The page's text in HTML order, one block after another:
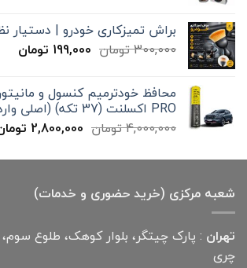
براش تمیزکاری خودرو | دستیار
300,000تومان قیمت
بود.
199,000 تومان
PRO اکسلنت (37 تکه) (اصلی وارداتی درجه یک)
4,000,000تومان قیمت
4,000,000 تومان
2,800,000
شعبه مرکزی (خرید حضوری و خدمات)
تهران : پارک چیتگر، بلوار کوهک، طلوع
چری